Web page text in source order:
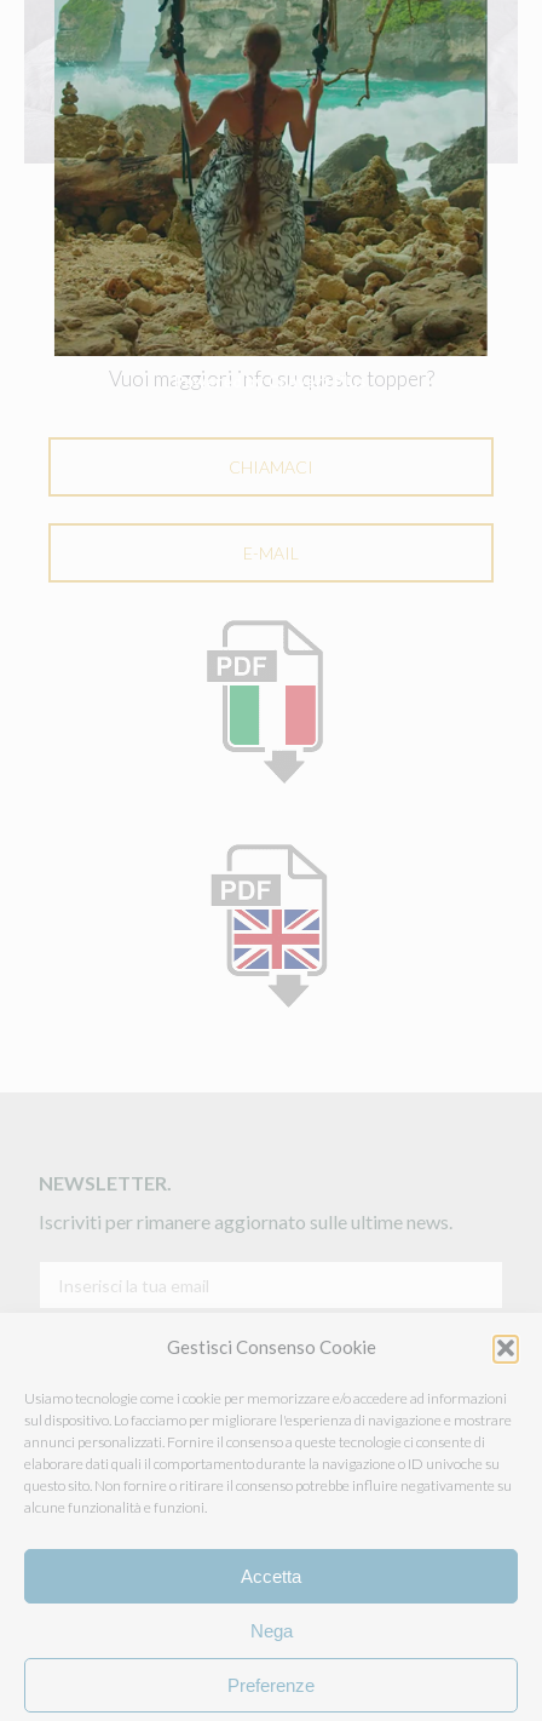
Gestisci Consenso Cookie
Usiamo tecnologie come i cookie per memorizzare e/o accedere ad informazioni
sul dispositivo. Lo facciamo per migliorare l'esperienza di navigazione e mostrare
annunci personalizzati. Fornire il consenso a queste tecnologie ci consente di
elaborare dati quali il comportamento durante la navigazione o ID univoche su
questo sito. Non fornire o ritirare il consenso potrebbe influire negativamente su
alcune funzionalità e funzioni.
Accetta
Nega
Preferenze
TRAPUNTATURA
A QUADRI
Vuoi maggiori info su questo topper?
CHIAMACI
E-MAIL
NEWSLETTER.
Iscriviti per rimanere aggiornato sulle ultime news.
Ho preso visione dell’Informativa Privacy e acconsento
Acconsento al trattamento dei miei dati per essere
informato su offerte commerciali, novità e sconti
esclusivi.
Somaschini Lane S.r.l. - 22060 Carugo (Co) - via Garibaldi, 15 -
info@somaschinilane.com - tel. +39 031 761241 r.a. - fax +39
031 763605 - P.iva 00221790132 - Copyright 2026
Powered by Convert Plus